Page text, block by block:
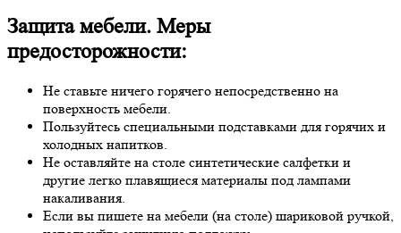
Защита мебели. Меры
предосторожности:
Не ставьте ничего горячего непосредственно на
поверхность мебели.
Пользуйтесь специальными подставками для горячих и
холодных напитков.
Не оставляйте на столе синтетические салфетки и
другие легко плавящиеся материалы под лампами
накаливания.
Если вы пишете на мебели (на столе) шариковой ручкой,